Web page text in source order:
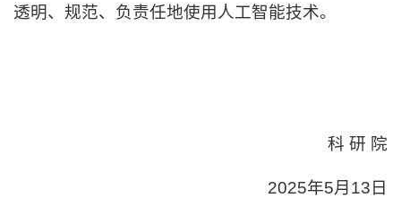
透明、规范、负责任地使用人工智能技术。
科 研 院
2025年5月13日